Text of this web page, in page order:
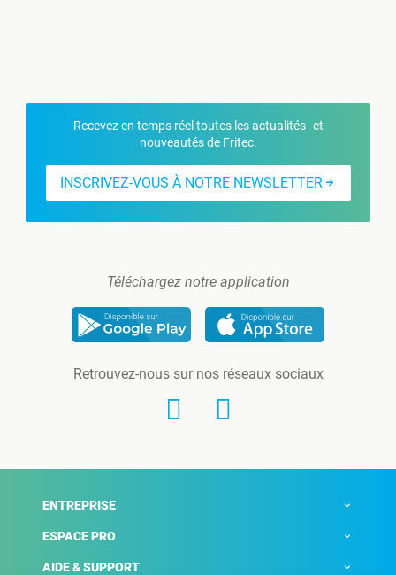
Recevez en temps réel toutes les actualités et
nouveautés de Fritec.
INSCRIVEZ-VOUS À NOTRE NEWSLETTER
Téléchargez notre application
Retrouvez-nous sur nos réseaux sociaux
ENTREPRISE
ESPACE PRO
AIDE & SUPPORT